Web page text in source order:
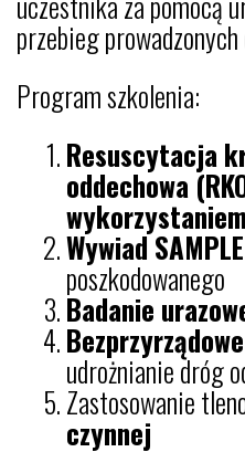
przebieg prowadzonych
Program szkolenia:
Resuscytacja
oddechowa
Wywiad SAMPLE
poszkodowanego
Badanie
udrożnianie dróg
Zastosowanie
czynnej